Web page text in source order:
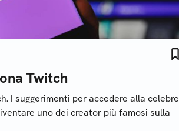
Twitch
I suggerimenti per accedere alla celebre
uno dei creator più famosi sulla